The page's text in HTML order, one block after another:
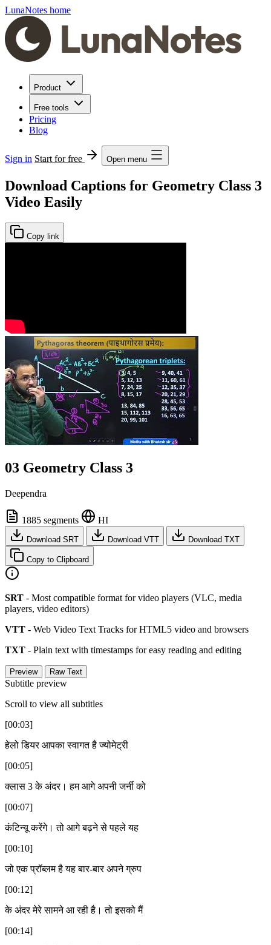
LunaNotes home
Product
Free tools
Pricing
Blog
Sign in Start for free Open menu
Download Captions for Geometry Class 3
Video Easily
Copy link
03 Geometry Class 3
Deependra
1885 segments HI
Download SRT Download VTT Download TXT
Copy to Clipboard
SRT - Most compatible format for video players (VLC, media
players, video editors)
VTT - Web Video Text Tracks for HTML5 video and browsers
TXT - Plain text with timestamps for easy reading and editing
Preview Raw Text
Subtitle preview
Scroll to view all subtitles
[00:03]
हेलो डियर आपका स्वागत है ज्योमेट्री
[00:05]
क्लास 3 के अंदर। हम आगे अपनी जर्नी को
[00:07]
कंटिन्यू करेंगे। तो आगे बढ़ने से पहले यह
[00:10]
जो एक प्रॉब्लम है यह बार-बार अपने ग्रुप
[00:12]
के अंदर मेरे सामने आ रही है। तो इसको मैं
[00:14]